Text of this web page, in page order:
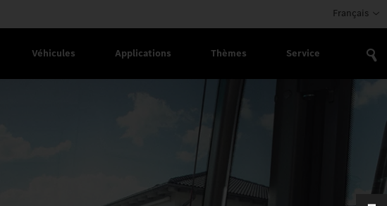
Français
Véhicules Applications Thèmes Service